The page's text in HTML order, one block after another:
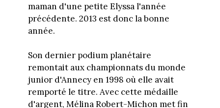
maman d'une petite Elyssa l'année
précédente. 2013 est donc la bonne
année.
Son dernier podium planétaire
remontait aux championnats du monde
junior d'Annecy en 1998 où elle avait
remporté le titre. Avec cette médaille
d'argent, Mélina Robert-Michon met fin